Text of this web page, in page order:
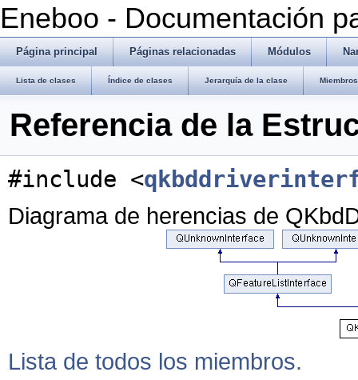
Eneboo - Documentación
Página principal Páginas relacionadas Módulos
Lista de clases Índice de clases Jerarquía de la clase
Referencia de la
#include <
Diagrama de herencias de
Lista de todos los miembros.